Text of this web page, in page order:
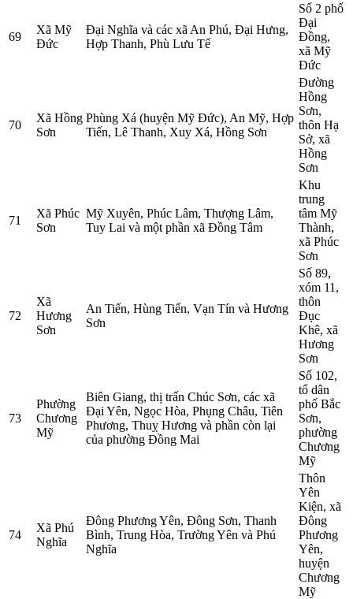
69
Xã Mỹ
Đức
Đại Nghĩa và các xã An Phú, Đại Hưng,
Hợp Thanh, Phù Lưu Tế
Số 2 phố
Đại
Đồng,
xã Mỹ
Đức
70
Xã Hồng
Sơn
Phùng Xá (huyện Mỹ Đức), An Mỹ, Hợp
Tiến, Lê Thanh, Xuy Xá, Hồng Sơn
Đường
Hồng
Sơn,
thôn Hạ
Sở, xã
Hồng
Sơn
71
Xã Phúc
Sơn
Mỹ Xuyên, Phúc Lâm, Thượng Lâm,
Tuy Lai và một phần xã Đồng Tâm
Khu
trung
tâm Mỹ
Thành,
xã Phúc
Sơn
72
Xã
Hương
Sơn
An Tiến, Hùng Tiến, Vạn Tín và Hương
Sơn
Số 89,
xóm 11,
thôn
Đục
Khê, xã
Hương
Sơn
73
Phường
Chương
Mỹ
Biên Giang, thị trấn Chúc Sơn, các xã
Đại Yên, Ngọc Hòa, Phụng Châu, Tiên
Phương, Thuỵ Hương và phần còn lại
của phường Đồng Mai
Số 102,
tổ dân
phố Bắc
Sơn,
phường
Chương
Mỹ
74
Xã Phú
Nghĩa
Đông Phương Yên, Đông Sơn, Thanh
Bình, Trung Hòa, Trường Yên và Phú
Nghĩa
Thôn
Yên
Kiện, xã
Đông
Phương
Yên,
huyện
Chương
Mỹ